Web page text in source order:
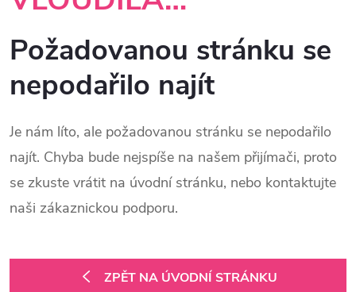
Požadovanou stránku se
nepodařilo najít
Je nám líto, ale požadovanou stránku se nepodařilo
najít. Chyba bude nejspíše na našem přijímači, proto
se zkuste vrátit na úvodní stránku, nebo kontaktujte
naši zákaznickou podporu.
ZPĚT NA ÚVODNÍ STRÁNKU